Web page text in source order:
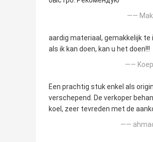
——
aardig materiaal, gemakkelijk te
als ik kan doen, kan u het doen!!!
——
Een prachtig stuk enkel als
verschepend. De verkoper
koel, zeer tevreden met de
——